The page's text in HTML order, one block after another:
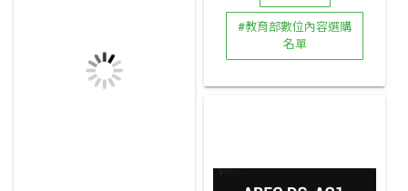
#教育部數位內容選購
名單